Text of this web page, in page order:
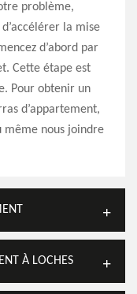
problème,
la mise
d’abord par
Cette étape est
Pour obtenir un
d’appartement,
même nous joindre
À LOCHES